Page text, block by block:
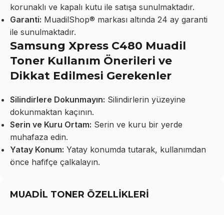
korunaklı ve kapalı kutu ile satışa sunulmaktadır.
Garanti: MuadilShop® markası altında 24 ay garanti
ile sunulmaktadır.
Samsung Xpress C480 Muadil
Toner Kullanım Önerileri ve
Dikkat Edilmesi Gerekenler
Silindirlere Dokunmayın: Silindirlerin yüzeyine
dokunmaktan kaçının.
Serin ve Kuru Ortam: Serin ve kuru bir yerde
muhafaza edin.
Yatay Konum: Yatay konumda tutarak, kullanımdan
önce hafifçe çalkalayın.
MUADİL TONER ÖZELLİKLERİ